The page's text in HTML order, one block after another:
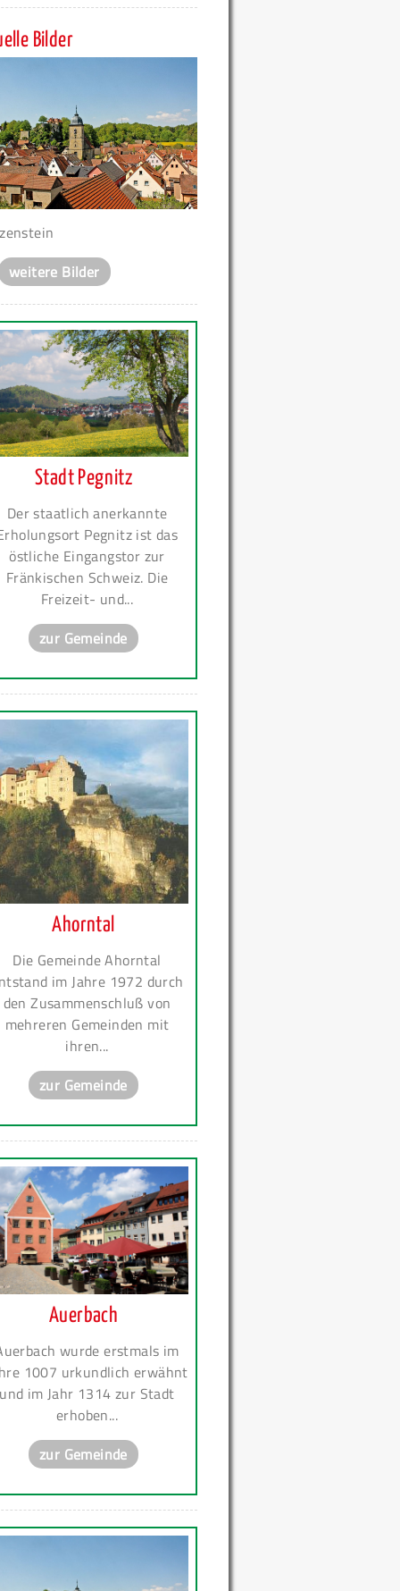
Bilder
weitere Bilder
Stadt Pegnitz
Der staatlich anerkannte
Pegnitz ist das
östliche Eingangstor zur
Fränkischen Schweiz. Die
Freizeit- und...
zur Gemeinde
Ahorntal
Die Gemeinde Ahorntal
im Jahre 1972 durch
den Zusammenschluß von
mehreren Gemeinden mit
ihren...
zur Gemeinde
Auerbach
wurde erstmals im
1007 urkundlich erwähnt
und im Jahr 1314 zur Stadt
erhoben...
zur Gemeinde